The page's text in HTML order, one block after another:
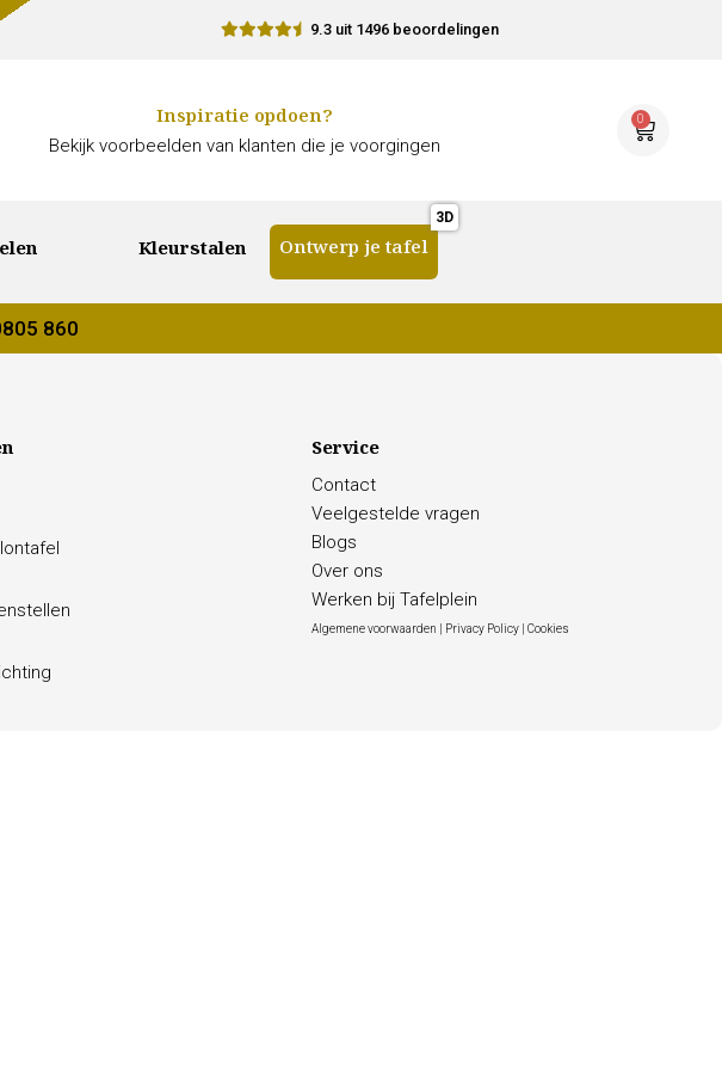
9.3 uit 1496 beoordelingen
Inspiratie opdoen?
Bekijk voorbeelden van klanten die je voorgingen
0
Kleurstalen Ontwerp je tafel
860
Service
Contact
Veelgestelde vragen
Blogs
Over ons
Werken bij Tafelplein
Algemene voorwaarden | Privacy Policy | Cookies